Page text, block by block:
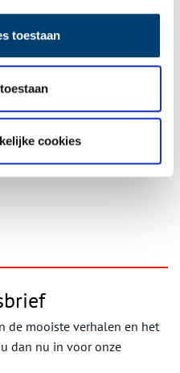
toestaan
cookies
dat van nu af aan niemant
kennis of ordre van de
Archief Alkmaar.
de mooiste verhalen en het
dan nu in voor onze